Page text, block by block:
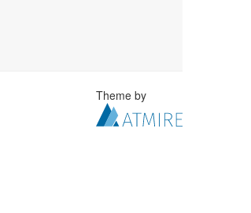
Theme by